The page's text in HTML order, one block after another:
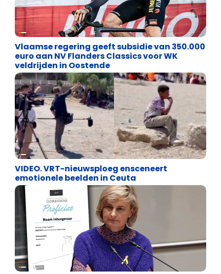
Binnenland politiek
Vlaamse regering geeft subsidie van 350.000
euro aan NV Flanders Classics voor WK
veldrijden in Oostende
Cultuuroorlog
VIDEO. VRT-nieuwsploeg ensceneert
emotionele beelden in Ceuta
Binnenland politiek